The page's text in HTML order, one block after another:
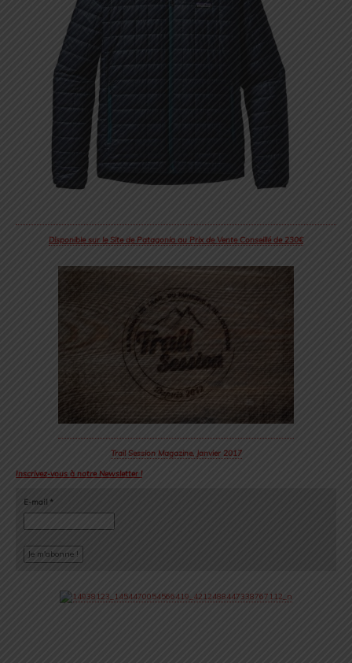
Disponible sur le Site de Patagonia au Prix de Vente Conseillé de 230€
Trail Session Magazine, Janvier 2017
Inscrivez-vous à notre Newsletter !
E-mail *